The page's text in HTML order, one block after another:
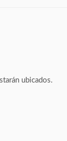
ubicados.